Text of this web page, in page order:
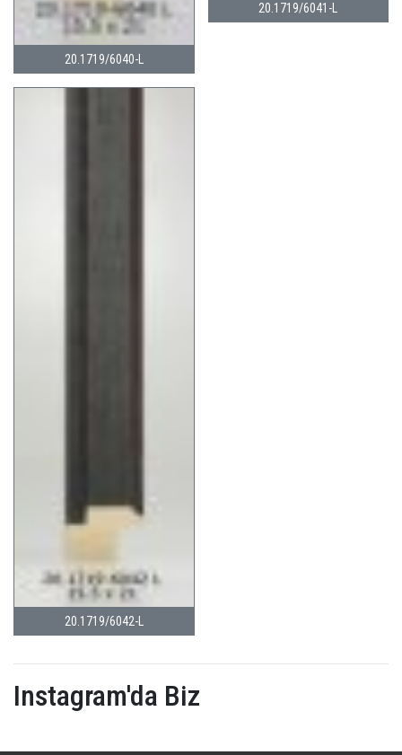
20.1719/6040-L
20.1719/6041-L
20.1719/6042-L
Instagram'da Biz